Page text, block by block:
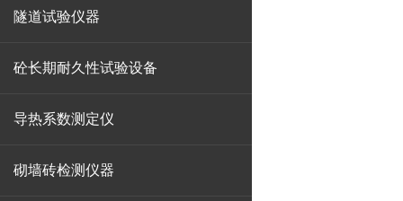
隧道试验仪器
砼长期耐久性试验设备
导热系数测定仪
砌墙砖检测仪器